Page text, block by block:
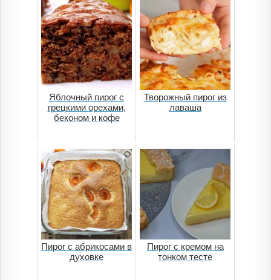
Яблочный пирог с
грецкими орехами,
беконом и кофе
Творожный пирог из
лаваша
Пирог с абрикосами в
духовке
Пирог с кремом на
тонком тесте